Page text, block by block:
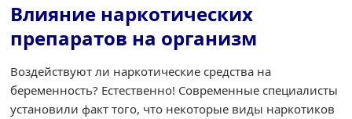
Влияние наркотических
препаратов на организм
Воздействуют ли наркотические средства на
беременность? Естественно! Современные специалисты
установили факт того, что некоторые виды наркотиков